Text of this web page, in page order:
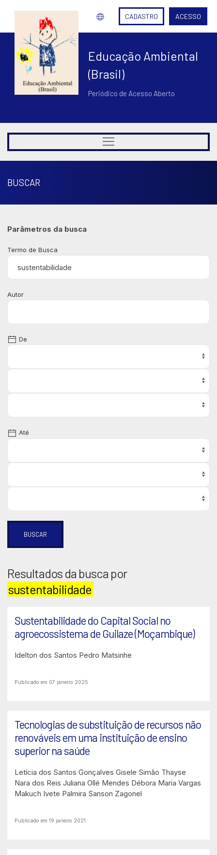
CADASTRO ACESSO
Educação Ambiental
(Brasil)
Periódico de Acesso Aberto
BUSCAR
Parâmetros da busca
Termo de Busca
Autor
De
Até
BUSCAR
Resultados da busca por
sustentabilidade
Sustentabilidade do Capital Social no
agroecossistema de Guilaze (Moçambique)
Idelton dos Santos Pedro Matsinhe
Publicado em 07 janeiro 2025
Tecnologias de substituição de recursos não
renováveis em uma instituição de ensino
superior na saúde
Letícia dos Santos Gonçalves Gisele Simão Thayse
Nara dos Reis Juliana Ollé Mendes Débora Maria Vargas
Makuch Ivete Palmira Sanson Zagonel
Publicado em 19 janeiro 2021